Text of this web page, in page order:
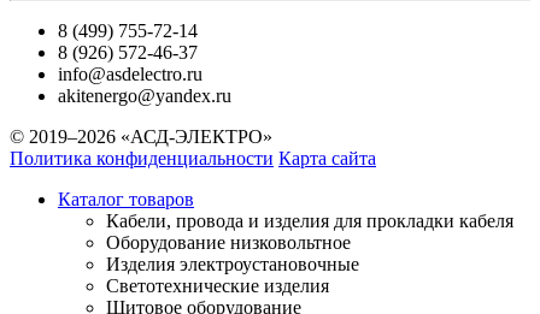
8 (499) 755-72-14
8 (926) 572-46-37
info@asdelectro.ru
akitenergo@yandex.ru
© 2019–2026 «АСД-ЭЛЕКТРО»
Политика конфиденциальности Карта сайта
Каталог товаров
Кабели, провода и изделия для прокладки кабеля
Оборудование низковольтное
Изделия электроустановочные
Светотехнические изделия
Щитовое оборудование